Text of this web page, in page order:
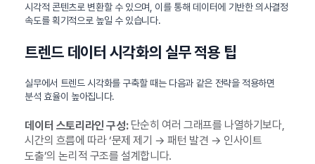
시각적 콘텐츠로 변환할 수 있으며, 이를 통해 데이터에 기반한 의사결정
속도를 획기적으로 높일 수 있습니다.
트렌드 데이터 시각화의 실무 적용 팁
실무에서 트렌드 시각화를 구축할 때는 다음과 같은 전략을 적용하면
분석 효율이 높아집니다.
데이터 스토리라인 구성:단순히 여러 그래프를 나열하기보다,
시간의 흐름에 따라 ‘문제 제기 → 패턴 발견 → 인사이트
도출’의 논리적 구조를 설계합니다.